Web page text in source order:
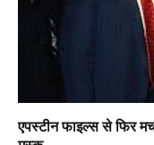
एपस्टीन फाइल्स से फिर